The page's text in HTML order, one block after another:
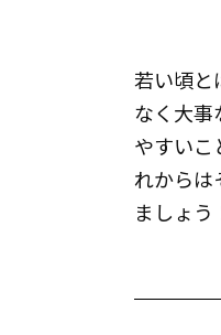
若い頃と
なく大事
やすい
れから
ましょう